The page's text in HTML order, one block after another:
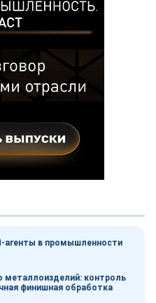
агенты в промышленности
металлоизделий: контроль
финишная обработка